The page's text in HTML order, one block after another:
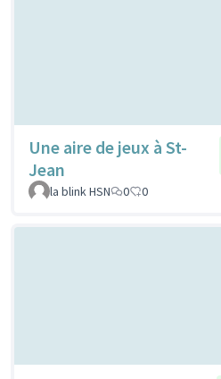
Une aire de jeux à St-
Jean
la blink HSN
0 0